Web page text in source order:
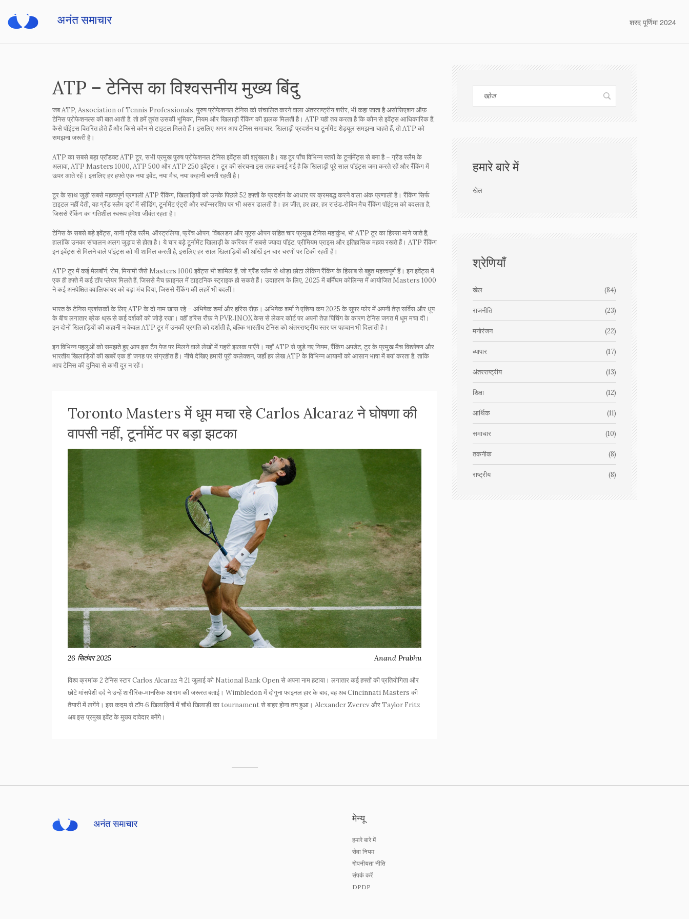
शरद पूर्णिमा 2024
ATP – टेनिस का विश्वसनीय मुख्य बिंदु
जबATP, Association of Tennis Professionals, पुरुष प्रोफेशनल टेनिस को संचालित करने वाला अंतरराष्ट्रीय शरीर, भी कहा जाता हैअसोसिएशन ऑफ़
टेनिस प्रोफेशनल्सकी बात आती है, तो हमें तुरंत उसकी भूमिका, नियम और खिलाड़ी रैंकिंग की झलक मिलती है। ATP यही तय करता है कि कौन से इवेंट्स आधिकारिक हैं,
कैसे पॉइंट्स वितरित होते हैं और किसे कौन से टाइटल मिलते हैं। इसलिए अगर आप टेनिस समाचार, खिलाड़ी प्रदर्शन या टूर्नामेंट शेड्यूल समझना चाहते हैं, तो ATP को
समझना जरूरी है।
ATP का सबसे बड़ा प्रॉडक्टATP टूर, सभी प्रमुख पुरुष प्रोफेशनल टेनिस इवेंट्स की श्रृंखलाहै। यह टूर पाँच विभिन्न स्तरों के टूर्नामेंट्स से बना है – ग्रैंड स्लैम के
अलावा, ATP Masters 1000, ATP 500 और ATP 250 इवेंट्स। टूर की संरचना इस तरह बनाई गई है कि खिलाड़ी पूरे साल पॉइंट्स जमा करते रहें और रैंकिंग में
ऊपर आते रहें। इसलिए हर हफ्ते एक नया इवेंट, नया मैच, नया कहानी बनती रहती है।
टूर के साथ जुड़ी सबसे महत्वपूर्ण प्रणालीATP रैंकिंग, खिलाड़ियों को उनके पिछले 52 हफ्तों के प्रदर्शन के आधार पर क्रमबद्ध करने वाला अंक प्रणालीहै। रैंकिंग सिर्फ
टाइटल नहीं देती, यह ग्रैंड स्लैम ड्रॉ में सीडिंग, टूर्नामेंट एंट्री और स्पॉन्सरशिप पर भी असर डालती है। हर जीत, हर हार, हर राउंड‑रोबिन मैच रैंकिंग पॉइंट्स को बदलता है,
जिससे रैंकिंग का गतिशील स्वरूप हमेशा जीवंत रहता है।
टेनिस के सबसे बड़े इवेंट्स, यानीग्रैंड स्लैम, ऑस्ट्रलिया, फ्रेंच ओपन, विंबलडन और यूएस ओपन सहित चार प्रमुख टेनिस महाकुंभ, भी ATP टूर का हिस्सा माने जाते हैं,
हालांकि उनका संचालन अलग जुड़ाव से होता है। ये चार बड़े टूर्नामेंट खिलाड़ी के करियर में सबसे ज्यादा पॉइंट, प्रीमियम प्राइस और इतिहासिक महत्व रखते हैं। ATP रैंकिंग
इन इवेंट्स से मिलने वाले पॉइंट्स को भी शामिल करती है, इसलिए हर साल खिलाड़ियों की आँखें इन चार चरणों पर टिकी रहती हैं।
ATP टूर में कई मेलबॉर्न, रोम, मियामी जैसे Masters 1000 इवेंट्स भी शामिल हैं, जो ग्रैंड स्लैम से थोड़ा छोटा लेकिन रैंकिंग के हिसाब से बहुत महत्त्वपूर्ण हैं। इन इवेंट्स में
एक ही हफ्ते में कई टॉप प्लेयर मिलते हैं, जिससे मैच फ़ाइनल में टाइटनिक स्ट्राइक हो सकते हैं। उदाहरण के लिए, 2025 में बर्मिंघम कोलिन्स में आयोजित Masters 1000
ने कई अनपेक्षित क्वालिफायर को बड़ा मंच दिया, जिससे रैंकिंग की लहरें भी बदलीं।
भारत के टेनिस प्रशंसकों के लिए ATP के दो नाम खास रहे – अभिषेक शर्माऔरहरिस रौफ़ । अभिषेक शर्मा ने एशिया कप 2025 के सुपर फोर में अपनी तेज़ सर्विस और धूप
के बीच लगातार ब्रेक थ्रू से कई दर्शकों को जोड़े रखा। वहीं हरिस रौफ़ ने PVR‑INOX केस से लेकर कोर्ट पर अपनी तेज़ पिचिंग के कारण टेनिस जगत में धूम मचा दी।
इन दोनों खिलाड़ियों की कहानी न केवल ATP टूर में उनकी प्रगति को दर्शाती है, बल्कि भारतीय टेनिस को अंतरराष्ट्रीय स्तर पर पहचान भी दिलाती है।
इन विभिन्न पहलुओं को समझते हुए आप इस टैग पेज पर मिलने वाले लेखों में गहरी झलक पाएँगे। यहाँ ATP से जुड़े नए नियम, रैंकिंग अपडेट, टूर के प्रमुख मैच विश्लेषण और
भारतीय खिलाड़ियों की खबरें एक ही जगह पर संग्रहीत हैं। नीचे देखिए हमारी पूरी कलेक्शन, जहाँ हर लेख ATP के विभिन्न आयामों को आसान भाषा में बयां करता है, ताकि
आप टेनिस की दुनिया से कभी दूर न रहें।
Toronto Masters में धूम मचा रहे Carlos Alcaraz ने घोषणा की
वापसी नहीं, टूर्नामेंट पर बड़ा झटका
26 सितंबर 2025 Anand Prabhu
विश्व क्रमांक 2 टेनिस स्टार Carlos Alcaraz ने 21 जुलाई को National Bank Open से अपना नाम हटाया। लगातार कई हफ्तों की प्रतियोगिता और
छोटे मांसपेशी दर्द ने उन्हें शारीरिक‑मानसिक आराम की जरूरत बताई। Wimbledon में दोगुना फाइनल हार के बाद, वह अब Cincinnati Masters की
तैयारी में लगेंगे। इस कदम से टॉप‑6 खिलाड़ियों में चौथे खिलाड़ी का tournament से बाहर होना तय हुआ। Alexander Zverev और Taylor Fritz
अब इस प्रमुख इवेंट के मुख्य दावेदार बनेंगे।
हमारे बारे में
खेल
श्रेणियाँ
खेल (84)
राजनीति (23)
मनोरंजन (22)
व्यापार (17)
अंतरराष्ट्रीय (13)
शिक्षा (12)
आर्थिक (11)
समाचार (10)
तकनीक (8)
राष्ट्रीय (8)
मेन्यू
हमारे बारे में
सेवा नियम
गोपनीयता नीति
संपर्क करें
DPDP